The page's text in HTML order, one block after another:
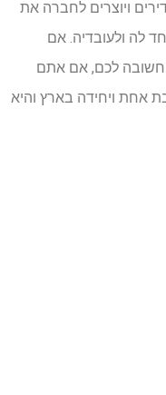
ויוצרים לחברה את
לה ולעובדיה. אם
לכם, אם אתם
אחת ויחידה בארץ והיא